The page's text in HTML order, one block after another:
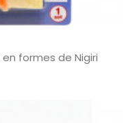
formes de Nigiri